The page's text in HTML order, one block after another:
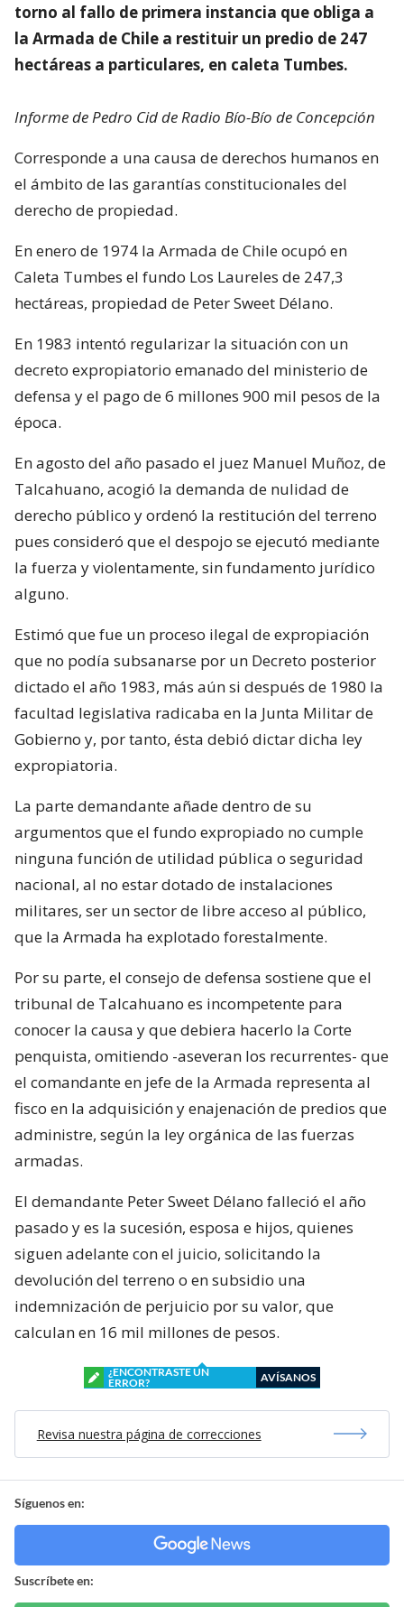
torno al fallo de primera instancia que obliga a
la Armada de Chile a restituir un predio de 247
hectáreas a particulares, en caleta Tumbes.
Informe de Pedro Cid de Radio Bío-Bío de Concepción
Corresponde a una causa de derechos humanos en
el ámbito de las garantías constitucionales del
derecho de propiedad.
En enero de 1974 la Armada de Chile ocupó en
Caleta Tumbes el fundo Los Laureles de 247,3
hectáreas, propiedad de Peter Sweet Délano.
En 1983 intentó regularizar la situación con un
decreto expropiatorio emanado del ministerio de
defensa y el pago de 6 millones 900 mil pesos de la
época.
En agosto del año pasado el juez Manuel Muñoz, de
Talcahuano, acogió la demanda de nulidad de
derecho público y ordenó la restitución del terreno
pues consideró que el despojo se ejecutó mediante
la fuerza y violentamente, sin fundamento jurídico
alguno.
Estimó que fue un proceso ilegal de expropiación
que no podía subsanarse por un Decreto posterior
dictado el año 1983, más aún si después de 1980 la
facultad legislativa radicaba en la Junta Militar de
Gobierno y, por tanto, ésta debió dictar dicha ley
expropiatoria.
La parte demandante añade dentro de su
argumentos que el fundo expropiado no cumple
ninguna función de utilidad pública o seguridad
nacional, al no estar dotado de instalaciones
militares, ser un sector de libre acceso al público,
que la Armada ha explotado forestalmente.
Por su parte, el consejo de defensa sostiene que el
tribunal de Talcahuano es incompetente para
conocer la causa y que debiera hacerlo la Corte
penquista, omitiendo -aseveran los recurrentes- que
el comandante en jefe de la Armada representa al
fisco en la adquisición y enajenación de predios que
administre, según la ley orgánica de las fuerzas
armadas.
El demandante Peter Sweet Délano falleció el año
pasado y es la sucesión, esposa e hijos, quienes
siguen adelante con el juicio, solicitando la
devolución del terreno o en subsidio una
indemnización de perjuicio por su valor, que
calculan en 16 mil millones de pesos.
¿ENCONTRASTE UN
ERROR?
AVÍSANOS
Revisa nuestra página de correcciones
Síguenos en:
Suscríbete en: